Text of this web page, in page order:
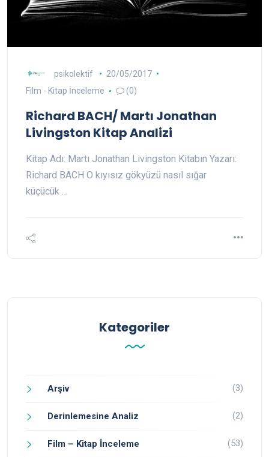
psikolektif
20/05/2017
Film - Kitap İnceleme
(0)
Richard BACH/ Martı Jonathan
Livingston Kitap Analizi
Kitap Adı: Martı Jonathan Livingston Kitabın Yazarı:
Richard BACH O kıyısız gökyüzü nasıl sığar
küçücük …
Kategoriler
Arşiv (3)
Derinlemesine Analiz (2)
Film – Kitap İnceleme (53)